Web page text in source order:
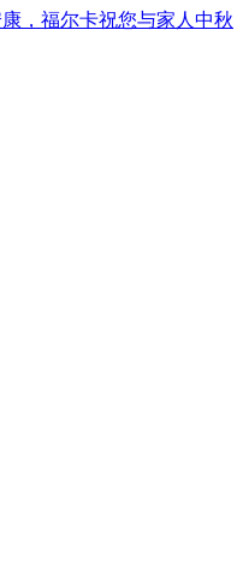
，福尔卡祝您与家人中秋